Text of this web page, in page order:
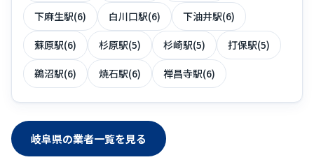
下麻生駅(6) 白川口駅(6) 下油井駅(6)
蘇原駅(6) 杉原駅(5) 杉崎駅(5) 打保駅(5)
鵜沼駅(6) 焼石駅(6) 禅昌寺駅(6)
岐阜県の業者一覧を見る